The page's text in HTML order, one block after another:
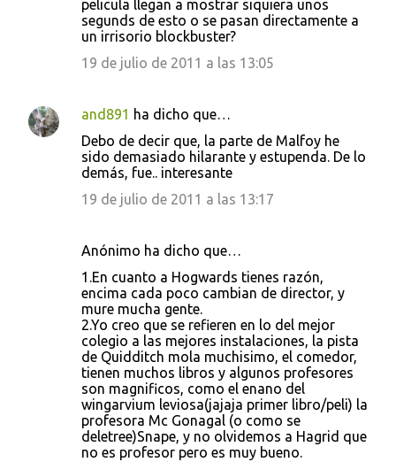
pelicula llegan a mostrar siquiera unos
segunds de esto o se pasan directamente a
un irrisorio blockbuster?
19 de julio de 2011 a las 13:05
and891 ha dicho que…
Debo de decir que, la parte de Malfoy he
sido demasiado hilarante y estupenda. De lo
demás, fue.. interesante
19 de julio de 2011 a las 13:17
Anónimo ha dicho que…
1.En cuanto a Hogwards tienes razón,
encima cada poco cambian de director, y
mure mucha gente.
2.Yo creo que se refieren en lo del mejor
colegio a las mejores instalaciones, la pista
de Quidditch mola muchisimo, el comedor,
tienen muchos libros y algunos profesores
son magnificos, como el enano del
wingarvium leviosa(jajaja primer libro/peli) la
profesora Mc Gonagal (o como se
deletree)Snape, y no olvidemos a Hagrid que
no es profesor pero es muy bueno.